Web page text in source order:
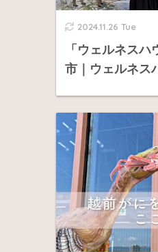
2024.11.26 Tue
「ウェルネス
市｜ウェルネス